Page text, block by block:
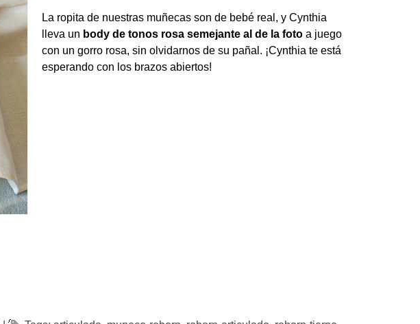
La ropita de nuestras muñecas son de bebé real, y Cynthia
lleva un body de tonos rosa semejante al de la foto a juego
con un gorro rosa, sin olvidarnos de su pañal. ¡Cynthia te está
esperando con los brazos abiertos!